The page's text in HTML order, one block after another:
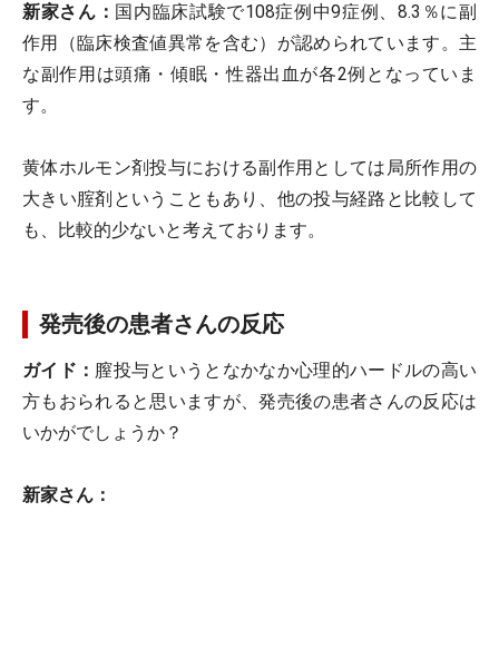
新家さん： 国内臨床試験で108症例中9症例、8.3％に副
作用（臨床検査値異常を含む）が認められています。主
な副作用は頭痛・傾眠・性器出血が各2例となっていま
す。
黄体ホルモン剤投与における副作用としては局所作用の
大きい腟剤ということもあり、他の投与経路と比較して
も、比較的少ないと考えております。
発売後の患者さんの反応
ガイド： 膣投与というとなかなか心理的ハードルの高い
方もおられると思いますが、発売後の患者さんの反応は
いかがでしょうか？
新家さん：